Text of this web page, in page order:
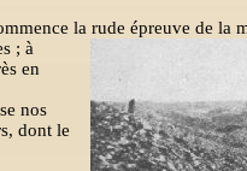
la rude épreuve de la
; à
en
nos
dont le